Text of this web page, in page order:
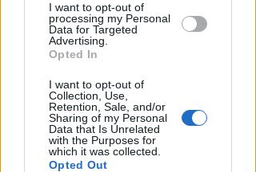
I want to opt-out of
processing my Personal
Data for Targeted
Advertising.
Opted In
I want to opt-out of
Collection, Use,
Retention, Sale, and/or
Sharing of my Personal
Data that Is Unrelated
with the Purposes for
which it was collected.
Opted Out
Redazione